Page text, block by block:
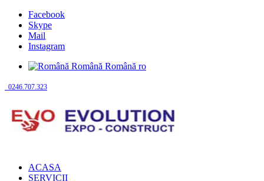
Facebook
Skype
Mail
Instagram
Română Română ro
0246.707.323
ACASA
SERVICII